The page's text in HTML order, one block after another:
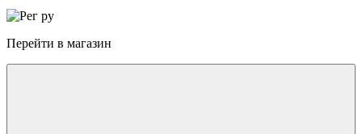
Перейти в магазин